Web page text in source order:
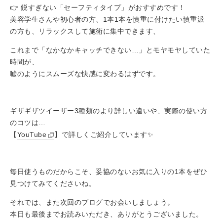
👉 鋭すぎない「セーフティタイプ」がおすすめです！
美容学生さんや初心者の方、1本1本を慎重に付けたい慎重派
の方も、リラックスして施術に集中できます、
これまで「なかなかキャッチできない…」とモヤモヤしていた
時間が、
嘘のようにスムーズな快感に変わるはずです。
ギザギザツイーザー3種類のより詳しい違いや、実際の使い方
のコツは…
【YouTube 】で詳しくご紹介しています✨
毎日使うものだからこそ、妥協のないお気に入りの1本をぜひ
見つけてみてくださいね。
それでは、また次回のブログでお会いしましょう。
本日も最後までお読みいただき、ありがとうございました。